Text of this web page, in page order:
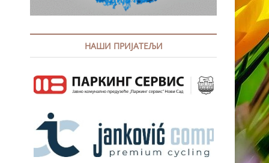
НАШИ ПРИЈАТЕЉИ